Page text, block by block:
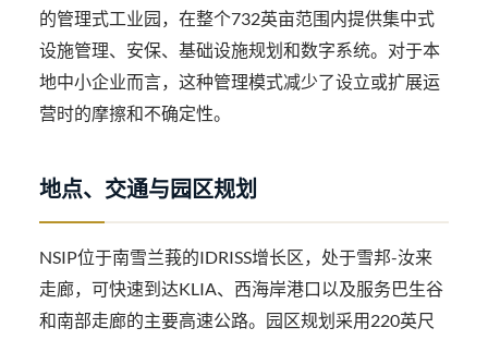
的管理式工业园，在整个732英亩范围内提供集中式
设施管理、安保、基础设施规划和数字系统。对于本
地中小企业而言，这种管理模式减少了设立或扩展运
营时的摩擦和不确定性。
地点、交通与园区规划
NSIP位于南雪兰莪的IDRISS增长区，处于雪邦-汝来
走廊，可快速到达KLIA、西海岸港口以及服务巴生谷
和南部走廊的主要高速公路。园区规划采用220英尺